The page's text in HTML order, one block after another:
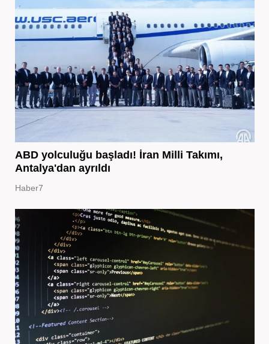
ABD yolculuğu başladı! İran Milli Takımı,
Antalya'dan ayrıldı
Haber7